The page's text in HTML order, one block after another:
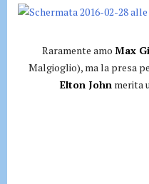
n
Raramente amo Max
Malgioglio), ma la presa
Elton John merita